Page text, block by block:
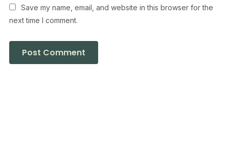
Save my name, email, and website in this browser for the
next time I comment.